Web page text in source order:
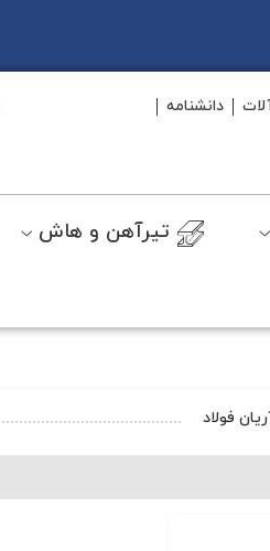
دانشنامه
تیرآهن و هاش